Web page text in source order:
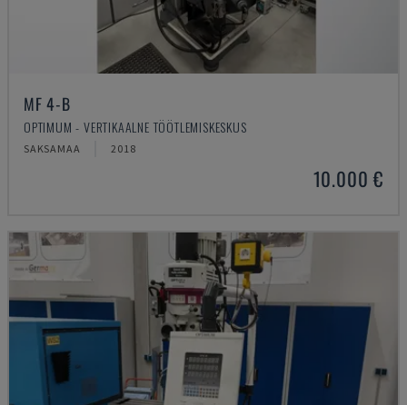
MF 4-B
OPTIMUM - VERTIKAALNE TÖÖTLEMISKESKUS
SAKSAMAA 2018
10.000 €